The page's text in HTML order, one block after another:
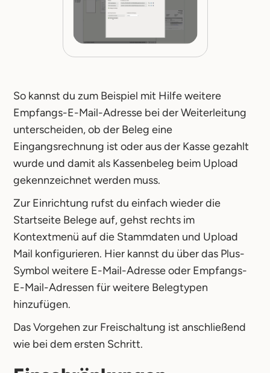
So kannst du zum Beispiel mit Hilfe weitere
Empfangs-E-Mail-Adresse bei der Weiterleitung
unterscheiden, ob der Beleg eine
Eingangsrechnung ist oder aus der Kasse gezahlt
wurde und damit als Kassenbeleg beim Upload
gekennzeichnet werden muss.
Zur Einrichtung rufst du einfach wieder die
Startseite Belege auf, gehst rechts im
Kontextmenü auf die Stammdaten und Upload
Mail konfigurieren. Hier kannst du über das Plus-
Symbol weitere E-Mail-Adresse oder Empfangs-
E-Mail-Adressen für weitere Belegtypen
hinzufügen.
Das Vorgehen zur Freischaltung ist anschließend
wie bei dem ersten Schritt.